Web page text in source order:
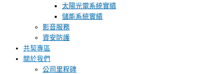
太陽光電系統實績
儲能系統實績
影音服務
資安防護
共契專區
關於我們
公司里程碑